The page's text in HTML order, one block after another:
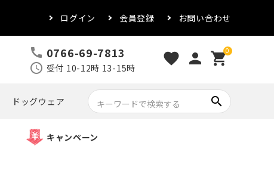
ログイン 会員登録 お問い合わせ
call 0766-69-7813
schedule 受付 10-12時 13-15時
favorite person 0
shopping_cart
ドッグウェア search
キャンペーン